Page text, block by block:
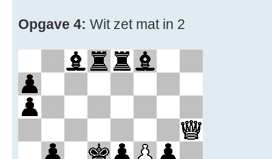
Opgave 4: Wit zet mat in 2